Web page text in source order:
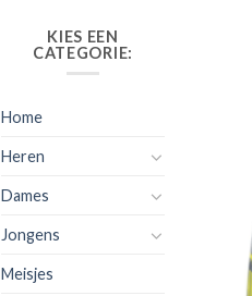
KIES EEN
CATEGORIE:
Home
Heren
Dames
Jongens
Meisjes